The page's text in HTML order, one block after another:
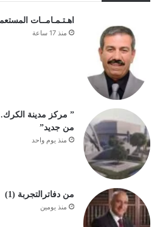
اهـتـمـامــات
منذ 17 ساعة
” مركز مدينة
من جديد”
منذ يوم واحد
من دفاترالتجربة (1)
منذ يومين